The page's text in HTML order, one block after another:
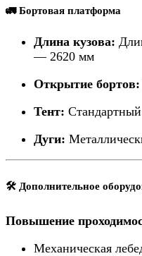
🚛 Бортовая платформа
Длина кузова:
— 2620 мм
Открытие бортов:
Тент:
Дуги:
🛠️ Дополнительное
Повышение
Механическая